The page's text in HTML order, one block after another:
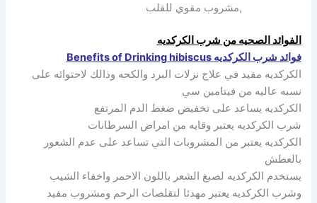
,مشروب مقوي للقلب
الفوائد الصحيه من شرب الكركديه
فوائد شرب الكركديه Benefits of Drinking hibiscus
الكركديه مفيد في علاج نزلات البرد والكحه وذالك لاحتوائه على
نسبه عاليه من فيتامين سي
الكركديه يساعد على تخفيض ضغط الدم المرتفع
شرب الكركديه يعتبر وقايه من امراض السرطانات
الكركديه يعتبر من المشروبات التي تساعد على عدم الشعور
بالعطش
يستخدم الكركديه لصبغ الشعر باللون الاحمر واخفاء الشيب
وشرب الكركديه يعتبر مهدئا لتقلصات الرحم ومشروب مفيد